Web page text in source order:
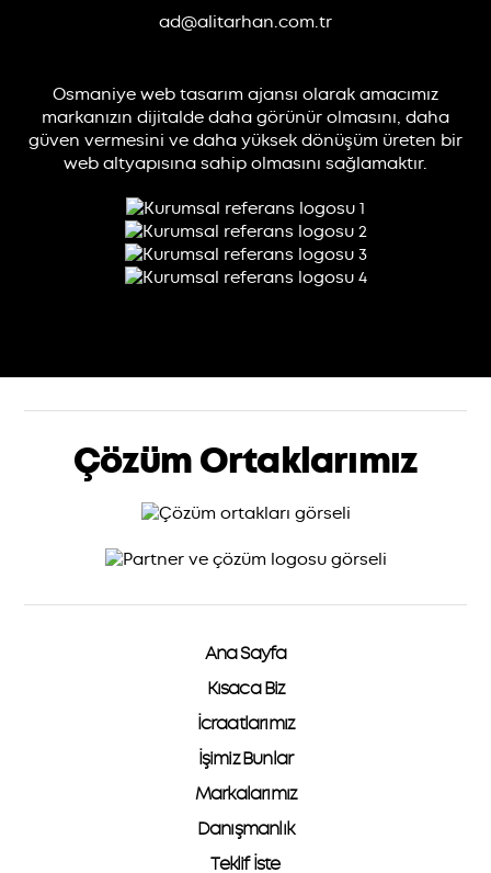
ad@alitarhan.com.tr
Osmaniye web tasarım ajansı olarak amacımız
markanızın dijitalde daha görünür olmasını, daha
güven vermesini ve daha yüksek dönüşüm üreten bir
web altyapısına sahip olmasını sağlamaktır.
Çözüm Ortaklarımız
Ana Sayfa
Kısaca Biz
İcraatlarımız
İşimiz Bunlar
Markalarımız
Danışmanlık
Teklif İste